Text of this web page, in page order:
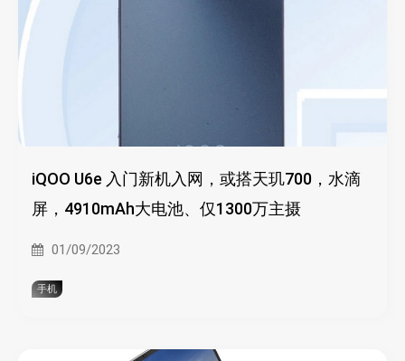
iQOO U6e 入门新机入网，或搭天玑700，水滴
屏，4910mAh大电池、仅1300万主摄
01/09/2023
手机